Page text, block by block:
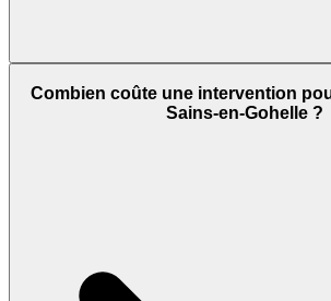
Combien coûte une intervention
Sains-en-Gohelle ?